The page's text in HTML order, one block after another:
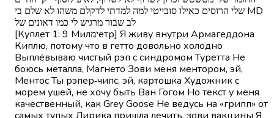
שלי הרוסים כאילו סובייטי למה למדתי לדקלם משהו לא שלם בי MD
לב שבור מרגיש לי כמו דאונים של
[Куплет 1: 9 Милימетр] Я живу внутри Армагеддона
Киплю, потому что в гетто довольно холодно
Выплёвываю чистый рэп с синдромом Туретта Не
боюсь металла, Магнето Зови меня ментором, эй,
Ментос Ты рэпер‑чипс, эй, картошка Художник с
морем ушей, не хочу быть Ван Гогом Но текст у меня
качественный, как Grey Goose Не ведусь на «грипп» от